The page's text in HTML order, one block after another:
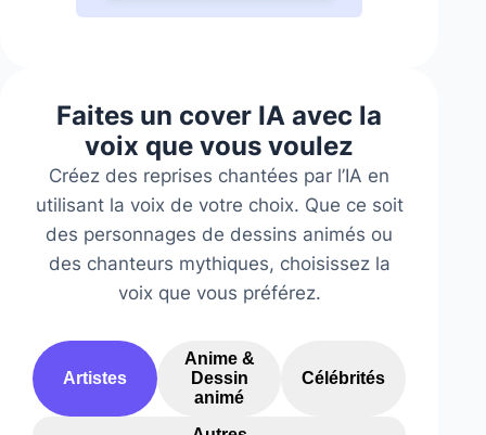
Faites un cover IA avec la
voix que vous voulez
Créez des reprises chantées par l’IA en
utilisant la voix de votre choix. Que ce soit
des personnages de dessins animés ou
des chanteurs mythiques, choisissez la
voix que vous préférez.
Artistes
Anime &
Dessin
animé
Célébrités